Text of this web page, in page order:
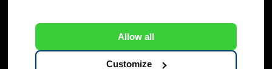
Allow all
Customize